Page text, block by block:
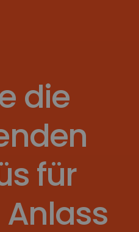
die
für